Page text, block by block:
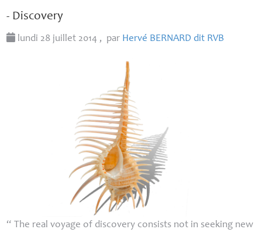
- Discovery
lundi 28 juillet 2014 , par Hervé BERNARD dit RVB
“ The real voyage of discovery consists not in seeking new